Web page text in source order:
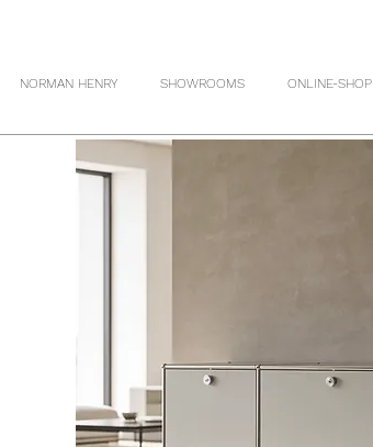
NORMAN HENRY SHOWROOMS ONLINE-SHOP